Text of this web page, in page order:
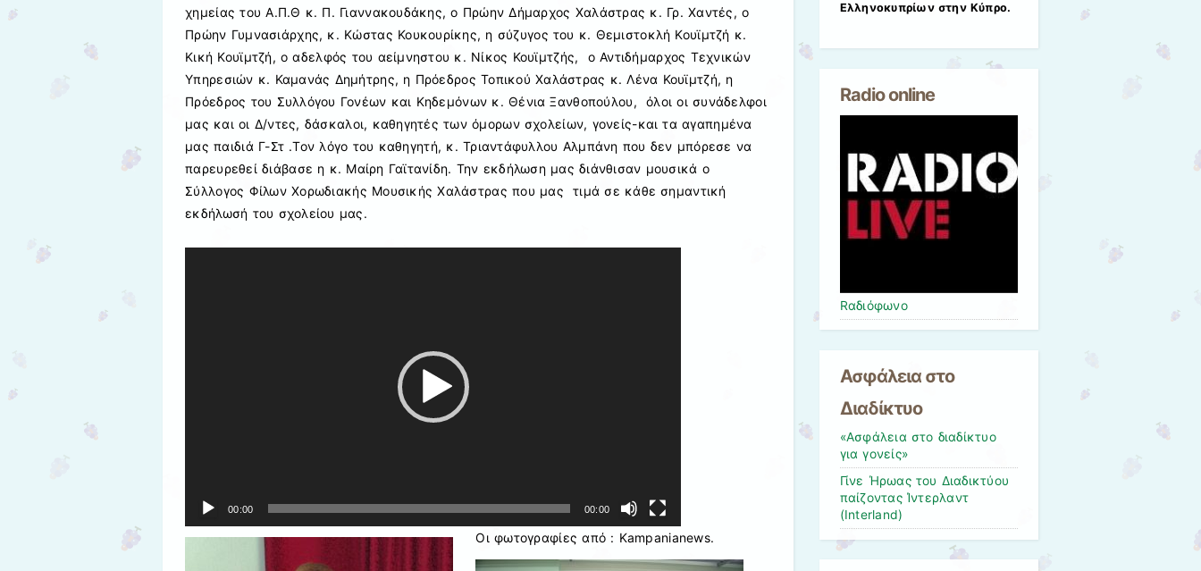
χημείας του Α.Π.Θ κ. Π. Γιαννακουδάκης, ο Πρώην Δήμαρχος Χαλάστρας κ. Γρ. Χαντές, ο
Πρώην Γυμνασιάρχης, κ. Κώστας Κουκουρίκης, η σύζυγος του κ. Θεμιστοκλή Κουϊμτζή κ.
Κική Κουϊμτζή, ο αδελφός του αείμνηστου κ. Νίκος Κουϊμτζής, ο Αντιδήμαρχος Τεχνικών
Υπηρεσιών κ. Καμανάς Δημήτρης, η Πρόεδρος Τοπικού Χαλάστρας κ. Λένα Κουϊμτζή, η
Πρόεδρος του Συλλόγου Γονέων και Κηδεμόνων κ. Θένια Ξανθοπούλου, όλοι οι συνάδελφοι
μας και οι Δ/ντες, δάσκαλοι, καθηγητές των όμορων σχολείων, γονείς-και τα αγαπημένα
μας παιδιά Γ-Στ .Τον λόγο του καθηγητή, κ. Τριαντάφυλλου Αλμπάνη που δεν μπόρεσε να
παρευρεθεί διάβασε η κ. Μαίρη Γαϊτανίδη. Την εκδήλωση μας διάνθισαν μουσικά ο
Σύλλογος Φίλων Χορωδιακής Μουσικής Χαλάστρας που μας τιμά σε κάθε σημαντική
εκδήλωσή του σχολείου μας.
00:00 00:00
Οι φωτογραφίες από : Kampanianews.
Ελληνοκυπρίων στην Κύπρο.
Radio online
Rαδιόφωνo
Ασφάλεια στο
Διαδίκτυο
«Ασφάλεια στο διαδίκτυο
για γονείς»
Γίνε Ήρωας του Διαδικτύου
παίζοντας Ίντερλαντ
(Interland)